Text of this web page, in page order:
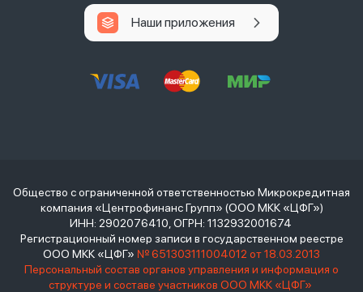
Наши приложения
Общество с ограниченной ответственностью Микрокредитная
компания «Центрофинанс Групп» (ООО МКК «ЦФГ»)
ИНН: 2902076410, ОГРН: 1132932001674
Регистрационный номер записи в государственном реестре
ООО МКК «ЦФГ» № 651303111004012 от 18.03.2013
Персональный состав органов управления и информация о
структуре и составе участников ООО МКК «ЦФГ»